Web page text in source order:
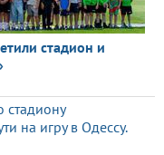
стадион и
стадиону
на игру в Одессу.